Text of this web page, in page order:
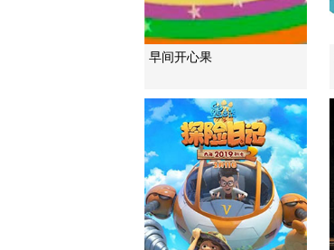
早间开心果